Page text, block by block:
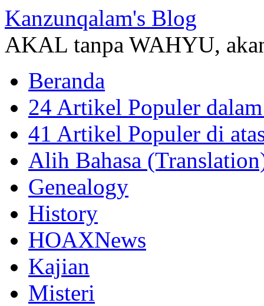
Kanzunqalam's Blog
AKAL tanpa WAHYU,
Beranda
24 Artikel Populer
41 Artikel Populer di
Alih Bahasa
Genealogy
History
HOAXNews
Kajian
Misteri